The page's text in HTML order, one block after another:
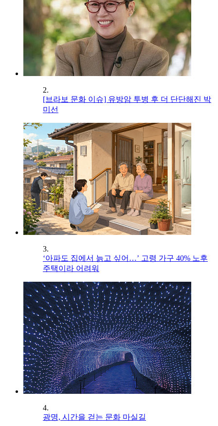
2.
[브라보 문화 이슈] 유방암 투병 후 더 단단해진 박
미선
3.
‘아파도 집에서 늙고 싶어…’ 고령 가구 40% 노후
주택이라 어려워
4.
광명, 시간을 걷는 문화 마실길